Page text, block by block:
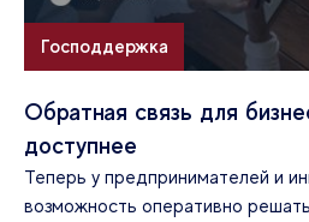
Господдержка
Обратная связь для
доступнее
Теперь у предпринимателей и
возможность оперативно